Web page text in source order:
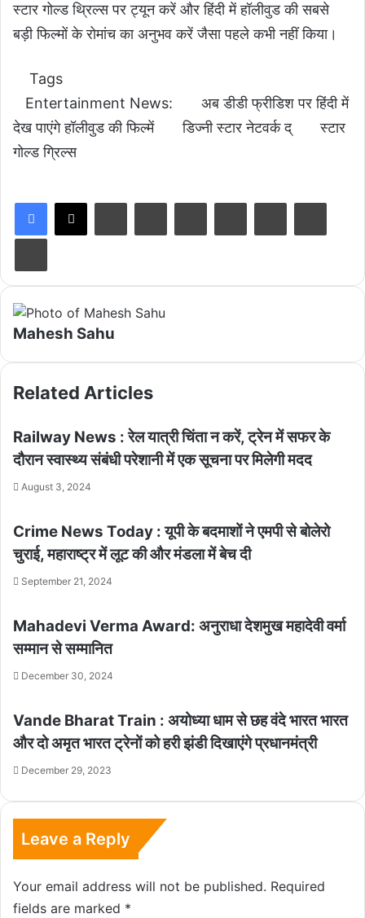
स्टार गोल्ड थ्रिल्स पर ट्यून करें और हिंदी में हॉलीवुड की सबसे
बड़ी फिल्मों के रोमांच का अनुभव करें जैसा पहले कभी नहीं किया।
Tags
Entertainment News:
अब डीडी फ्रीडिश पर हिंदी में
देख पाएंगे हॉलीवुड की फिल्में
डिज्नी स्टार नेटवर्क द्
स्टार
गोल्ड ग्रिल्स
Mahesh Sahu
Related Articles
Railway News : रेल यात्री चिंता न करें, ट्रेन में सफर के
दौरान स्वास्थ्य संबंधी परेशानी में एक सूचना पर मिलेगी मदद
August 3, 2024
Crime News Today : यूपी के बदमाशों ने एमपी से बोलेरो
चुराई, महाराष्ट्र में लूट की और मंडला में बेच दी
September 21, 2024
Mahadevi Verma Award: अनुराधा देशमुख महादेवी वर्मा
सम्मान से सम्मानित
December 30, 2024
Vande Bharat Train : अयोध्या धाम से छह वंदे भारत भारत
और दो अमृत भारत ट्रेनों को हरी झंडी दिखाएंगे प्रधानमंत्री
December 29, 2023
Leave a Reply
Your email address will not be published. Required
fields are marked *